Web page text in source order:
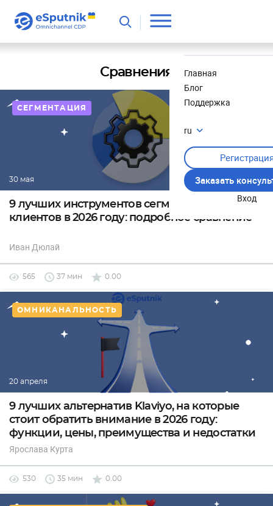
Главная
Блог
Поддержка
ru
Заказать
Вход
Сравнения
СЕГМЕНТАЦИЯ
30 мая
9 лучших инструментов сегментации
клиентов в 2026 году: подробное сравнение
Иван Дюлай
565 37 мин 0.00
ОМНИКАНАЛЬНОСТЬ
20 апреля
9 лучших альтернатив Klaviyo, на которые
стоит обратить внимание в 2026 году:
функции, цены, преимущества и недостатки
Ярослава Курта
530 35 мин 0.00